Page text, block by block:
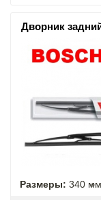
Дворник
Размеры: 340 мм